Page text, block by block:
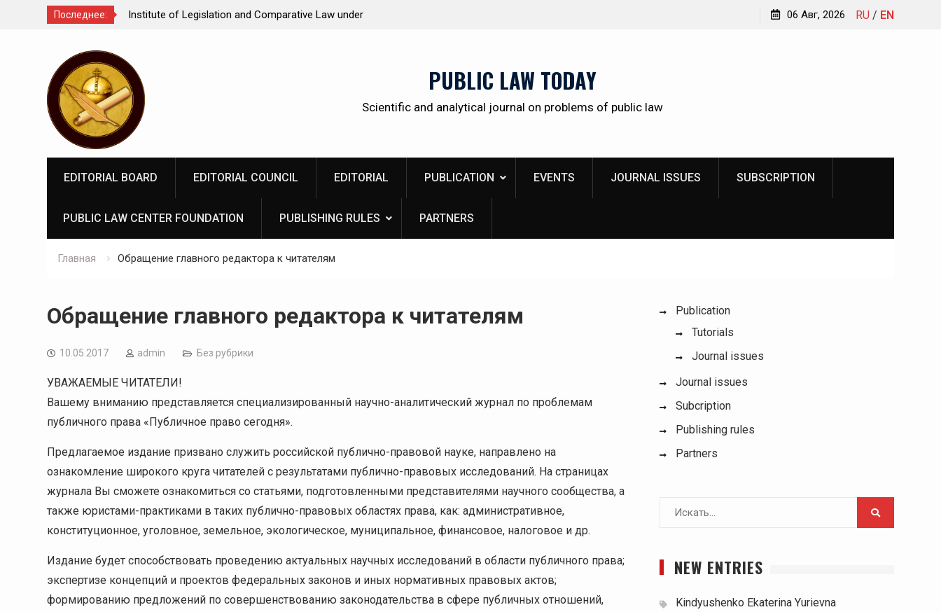
Последнее:
Law under
We make justice open and accessible to citizens Kindyushenko Ekaterina Yurievna RU / EN
06 Авг, 2026
содержимому
PUBLIC LAW TODAY
Scientific and analytical journal on problems of public law
EDITORIAL BOARD EDITORIAL COUNCIL EDITORIAL PUBLICATION EVENTS JOURNAL ISSUES SUBSCRIPTION
PUBLIC LAW CENTER FOUNDATION PUBLISHING RULES PARTNERS
Главная Обращение главного редактора к читателям
Обращение главного редактора к читателям
10.05.2017 admin Без рубрики
УВАЖАЕМЫЕ ЧИТАТЕЛИ!
Вашему вниманию представляется специализированный научно-аналитический журнал по проблемам
публичного права «Публичное право сегодня».
Предлагаемое издание призвано служить российской публично-правовой науке, направлено на
ознакомление широкого круга читателей с результатами публично-правовых исследований. На страницах
журнала Вы сможете ознакомиться со статьями, подготовленными представителями научного сообщества, а
также юристами-практиками в таких публично-правовых областях права, как: административное,
конституционное, уголовное, земельное, экологическое, муниципальное, финансовое, налоговое и др.
Издание будет способствовать проведению актуальных научных исследований в области публичного права;
экспертизе концепций и проектов федеральных законов и иных нормативных правовых актов;
формированию предложений по совершенствованию законодательства в сфере публичных отношений,
Publication
Tutorials
Journal issues
Journal issues
Subcription
Publishing rules
Partners
Поиск
NEW ENTRIES
Kindyushenko Ekaterina Yurievna